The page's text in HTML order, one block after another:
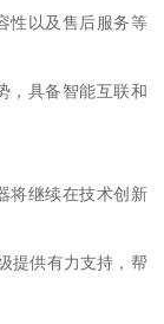
性以及售后服务等
，具备智能互联和
将继续在技术创新
提供有力支持，帮